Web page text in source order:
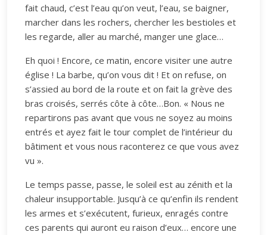
fait chaud, c’est l’eau qu’on veut, l’eau, se baigner,
marcher dans les rochers, chercher les bestioles et
les regarde, aller au marché, manger une glace…
Eh quoi ! Encore, ce matin, encore visiter une autre
église ! La barbe, qu’on vous dit ! Et on refuse, on
s’assied au bord de la route et on fait la grève des
bras croisés, serrés côte à côte…Bon. « Nous ne
repartirons pas avant que vous ne soyez au moins
entrés et ayez fait le tour complet de l’intérieur du
bâtiment et vous nous raconterez ce que vous avez
vu ».
Le temps passe, passe, le soleil est au zénith et la
chaleur insupportable. Jusqu’à ce qu’enfin ils rendent
les armes et s’exécutent, furieux, enragés contre
ces parents qui auront eu raison d’eux… encore une